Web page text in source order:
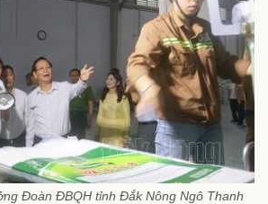
Đoàn ĐBQH tỉnh Đắk Nông Ngô Thanh